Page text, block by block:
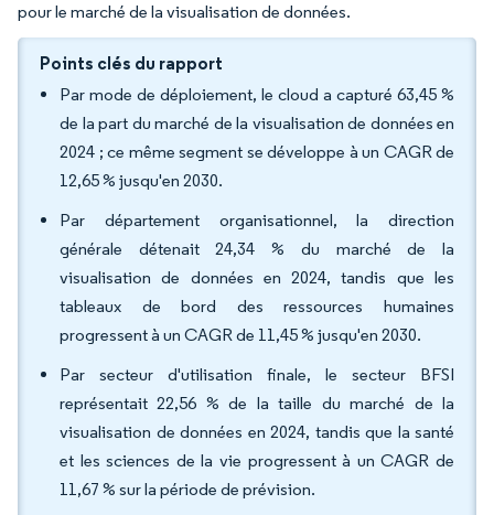
pour le marché de la visualisation de données.
Points clés du rapport
Par mode de déploiement, le cloud a capturé 63,45 %
de la part du marché de la visualisation de données en
2024 ; ce même segment se développe à un CAGR de
12,65 % jusqu'en 2030.
Par département organisationnel, la direction
générale détenait 24,34 % du marché de la
visualisation de données en 2024, tandis que les
tableaux de bord des ressources humaines
progressent à un CAGR de 11,45 % jusqu'en 2030.
Par secteur d'utilisation finale, le secteur BFSI
représentait 22,56 % de la taille du marché de la
visualisation de données en 2024, tandis que la santé
et les sciences de la vie progressent à un CAGR de
11,67 % sur la période de prévision.